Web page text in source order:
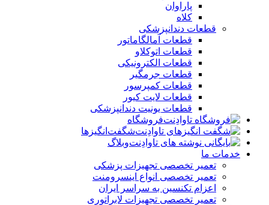
پاراوان
کلاه
قطعات دندانپزشکی
قطعات آمالگاماتور
قطعات اتوکلاو
قطعات الکترونیکی
قطعات جرمگیر
قطعات کمپرسور
قطعات لایت کیور
قطعات یونیت دندانپزشکی
فروشگاه
شگفت‌انگیزها
وبلاگ
خدمات ما
تعمیر تخصصی تجهیزات پزشکی
تعمیر تخصصی انواع اینسرومنت
اعزام تکنسین به سراسر ایران
تعمیر تخصصی تجهیزات لابراتوری